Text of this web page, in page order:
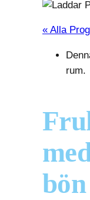
« Alla
rum.